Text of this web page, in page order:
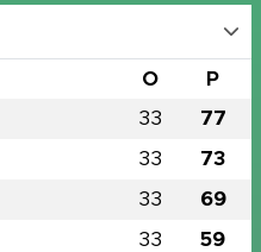
O P
33 77
33 73
33 69
33 59